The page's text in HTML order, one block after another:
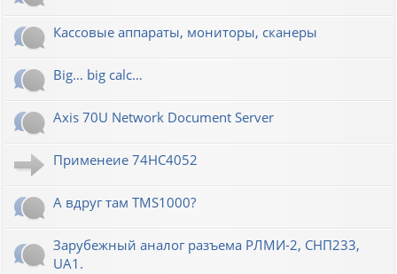
Кассовые аппараты, мониторы, сканеры
Big… big calc…
Axis 70U Network Document Server
Применеие 74HC4052
А вдруг там TMS1000?
Зарубежный аналог разъема РЛМИ-2, СНП233,
UA1.